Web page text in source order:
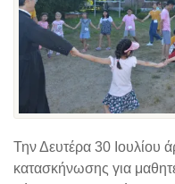
Την Δευτέρα 30 Ιουλίου
κατασκήνωσης για